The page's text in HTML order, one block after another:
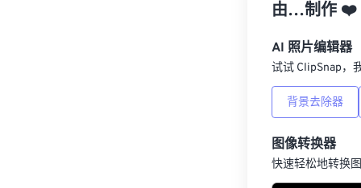
由…制作 ❤️
AI 照片编辑器
试试 ClipSnap，
背景去除器
图像转换器
快速轻松地转换